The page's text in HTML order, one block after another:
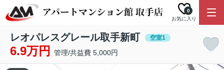
お気に入り
0
レオパレスグレール取手新町 空室1
6.9万円 管理/共益費 5,000円